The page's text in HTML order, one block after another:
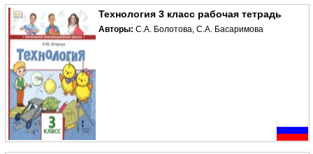
Технология 3 класс рабочая тетрадь
Авторы: С.А. Болотова, С.А. Басаримова